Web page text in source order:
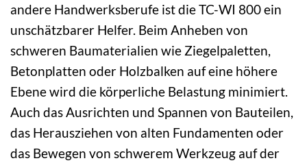
andere Handwerksberufe ist die TC-WI 800 ein
unschätzbarer Helfer. Beim Anheben von
schweren Baumaterialien wie Ziegelpaletten,
Betonplatten oder Holzbalken auf eine höhere
Ebene wird die körperliche Belastung minimiert.
Auch das Ausrichten und Spannen von Bauteilen,
das Herausziehen von alten Fundamenten oder
das Bewegen von schwerem Werkzeug auf der